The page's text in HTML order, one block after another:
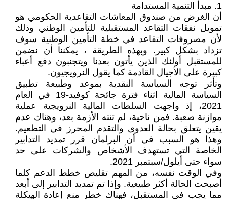
1. مبدأ التنمية المستدامة
أن الغرض من صندوق المعاشات التقاعدية الحكومي هو
تمويل نفقات التقاعد المستقبلية للتأمين الوطني وذلك
لأن مصروفات التقاعد في خطة التأمين الوطنية سوف
تزداد بشكل كبير. وبهذه الطريقة ، يمكننا أن نضمن
للمستقبل أولئك الذين يأتون بعدنا ويتجنبون دفع أعباء
كبيرة على الأجيال القادمة كما يقول النرويجيون.
وتأثر توجه السياسة النقدية بموعد وطبيعة تطبيق
السياسة المالية اثناء فترة جائحة كوفيد-19 في العام
2021، إذ واجهت السلطات المالية النرويجية عملية
موازنة صعبة. فمن ناحية، لم تنته الأزمة بعد، وهناك عدم
يقين يتعلق بحالة العدوى والتقدم المحرز في التطعيم.
وهذا هو السبب في أن البرلمان قرر تمديد التدابير
الخاصة التي تستهدف الأشخاص والشركات على حد
سواء حتى أيلول/سبتمبر 2021.
وفي الوقت نفسه، من المهم تقليص خطط الدعم كلما
أصبحت الحالة أكثر طبيعية. وإذا تم تمديد التدابير إلى أبعد
مما يجب في المستقبل، فهناك خطر منع إعادة الهيكلة